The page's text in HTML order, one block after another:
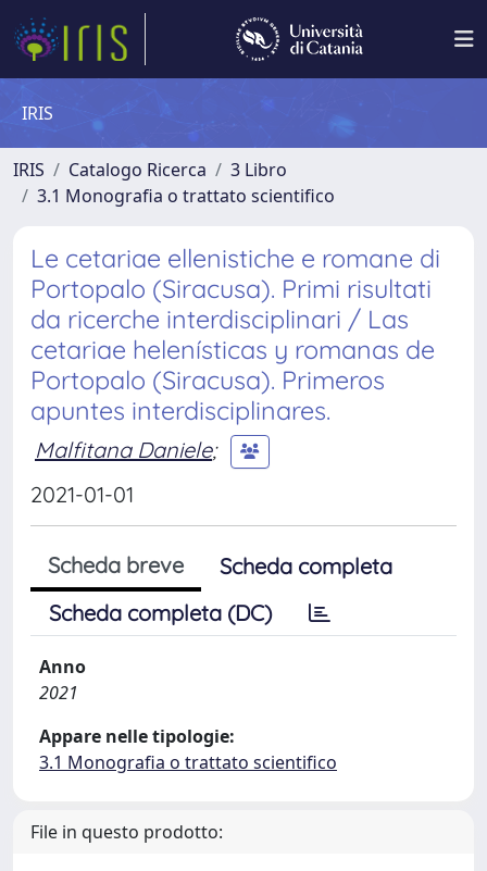
IRIS
IRIS Catalogo Ricerca
3 Libro
3.1 Monografia o trattato scientifico
Le cetariae ellenistiche e romane di
Portopalo (Siracusa). Primi risultati
da ricerche interdisciplinari / Las
cetariae helenísticas y romanas de
Portopalo (Siracusa). Primeros
apuntes interdisciplinares.
Malfitana Daniele;
2021-01-01
Scheda breve
Scheda completa
Scheda completa (DC)
Anno
2021
Appare nelle tipologie:
3.1 Monografia o trattato scientifico
File in questo prodotto: